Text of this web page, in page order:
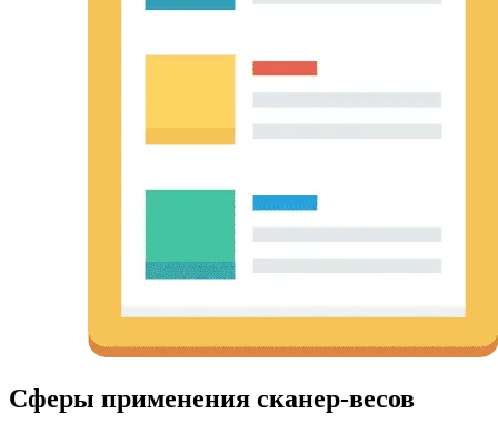
Сферы применения сканер-весов